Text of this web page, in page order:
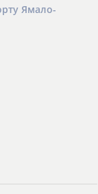
Ямало-